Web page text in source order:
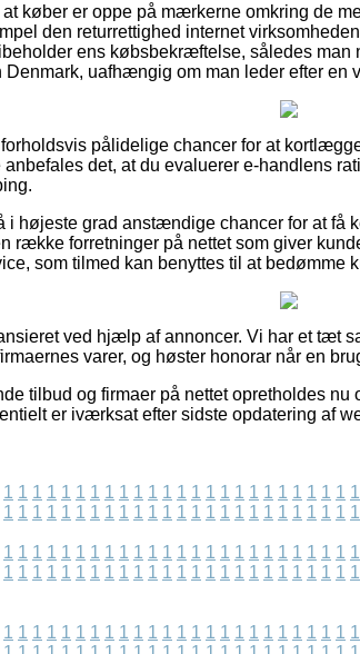
køber er oppe på mærkerne omkring de
den returrettighed internet
ens købsbekræftelse, således man
Denmark, uafhængig om man leder efter en
pålidelige chancer for at
anbefales det, at du evaluerer e-handlens
i højeste grad anstændige chancer for at få
række forretninger på nettet som giver
som tilmed kan benyttes til at bedømme
ved hjælp af annoncer. Vi har et tæt
varer, og høster honorar når en
tilbud og firmaer på nettet opretholdes nu
er iværksat efter sidste opdatering af
1 1 1 1 1 1 1 1 1 1 1 1 1 1 1 1 1 1 1 1 1 1 1 1 1
1 1 1 1 1 1 1 1 1 1 1 1 1 1 1 1 1 1 1 1 1 1 1 1 1
1 1 1 1 1 1 1 1 1 1 1 1 1 1 1 1 1 1 1 1 1 1 1 1 1
1 1 1 1 1 1 1 1 1 1 1 1 1 1 1 1 1 1 1 1 1 1 1 1 1
1 1 1 1 1 1 1 1 1 1 1 1 1 1 1 1 1 1 1 1 1 1 1 1 1